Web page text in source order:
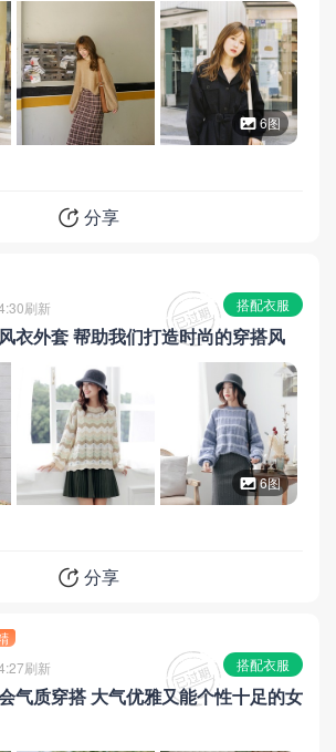
6图
分享
搭配衣服
刷新
衣外套 帮助我们打造时尚的穿搭风
6图
分享
搭配衣服
刷新
气质穿搭 大气优雅又能个性十足的女